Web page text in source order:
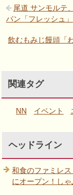
尾道 サンモルテ
パン「フレッシュ」
飲むもみじ饅頭「
関連タグ
NN イベント
ヘッドライン
和食のファミレ
にオープン！し